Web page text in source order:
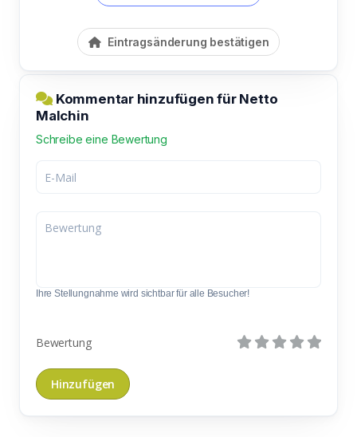
Eintragsänderung bestätigen
Kommentar hinzufügen für Netto
Malchin
Schreibe eine Bewertung
Ihre Stellungnahme wird sichtbar für alle Besucher!
Bewertung